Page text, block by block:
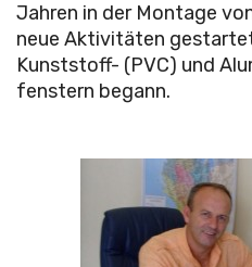
Jahren in der Montage
neue Aktivitäten
Kunststoff- (PVC) und
fenstern begann.